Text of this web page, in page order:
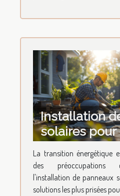
Installation
solaires
erreurs à
conseils
La transition énergétique
des préoccupations
l'installation de panneaux
solutions les plus prisées